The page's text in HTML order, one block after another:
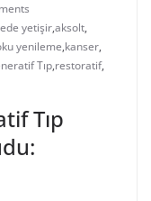
yetişir,aksolt,
yenileme,kanser,
Tıp,restoratif,
Tıp